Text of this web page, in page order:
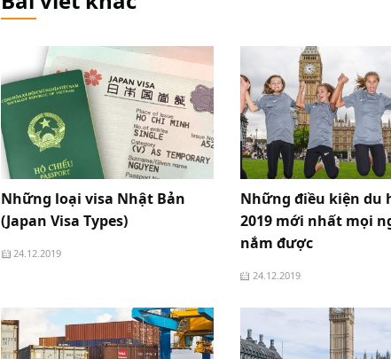
Những loại visa Nhật Bản
(Japan Visa Types)
24.12.2019
Những điều kiện du
2019 mới nhất mọi
nắm được
24.12.2019